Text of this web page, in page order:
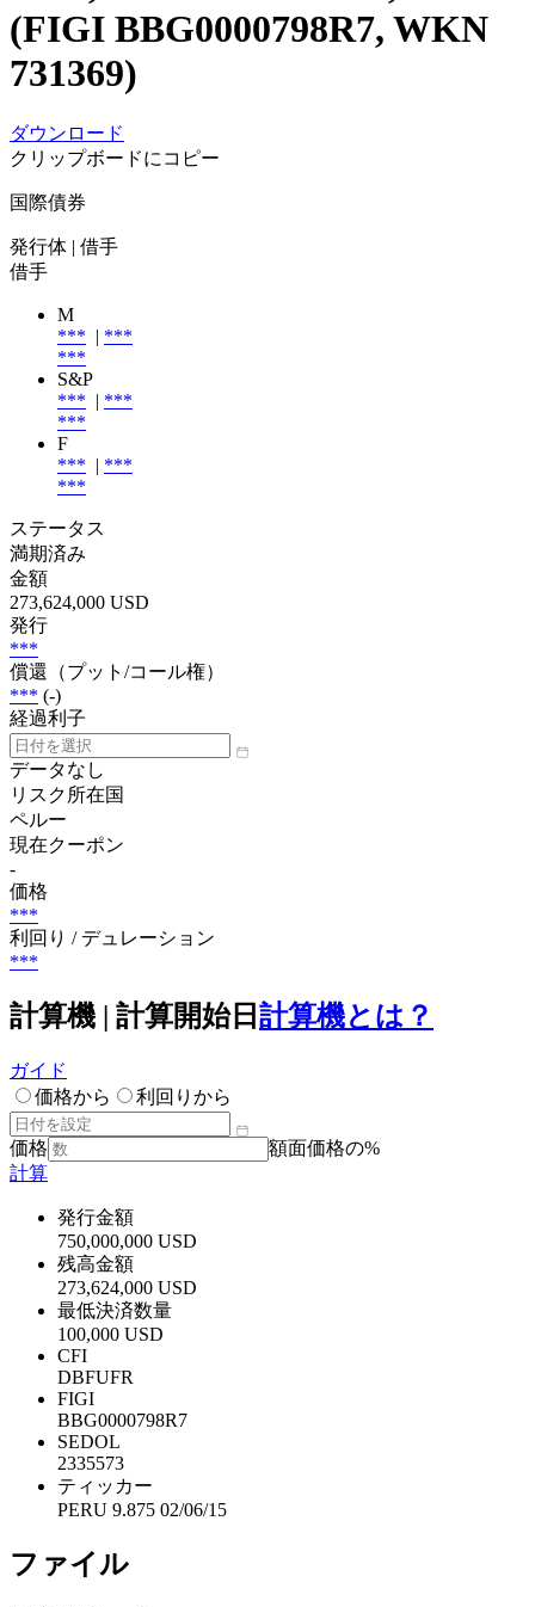
(FIGI BBG0000798R7, WKN
731369)
ダウンロード
クリップボードにコピー
国際債券
発行体 | 借手
借手
M
*** | ***
***
S&P
*** | ***
***
F
*** | ***
***
ステータス
満期済み
金額
273,624,000 USD
発行
***
償還（プット/コール権）
*** (-)
経過利子
データなし
リスク所在国
ペルー
現在クーポン
-
価格
***
利回り / デュレーション
***
計算機 | 計算開始日 計算機とは？
ガイド
価格から
利回りから
価格
額面価格の%
計算
発行金額
750,000,000 USD
残高金額
273,624,000 USD
最低決済数量
100,000 USD
CFI
DBFUFR
FIGI
BBG0000798R7
SEDOL
2335573
ティッカー
PERU 9.875 02/06/15
ファイル